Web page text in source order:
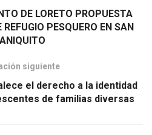
DE LORETO PROPUESTA
PESQUERO EN SAN
siguiente
el derecho a la identidad
de familias diversas